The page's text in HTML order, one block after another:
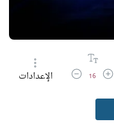
زيادة حجم الخط
16 تقليل حجم الخط
الإعدادات